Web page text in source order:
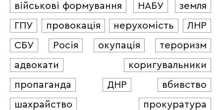
військові формування
НАБУ
земля
ГПУ
провокація нерухомість
ЛНР
СБУ
Росія окупація
тероризм
адвокати
коригувальники
пропаганда
ДНР
вбивство
шахрайство
прокуратура